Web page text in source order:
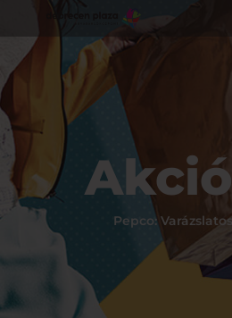
Pepco: